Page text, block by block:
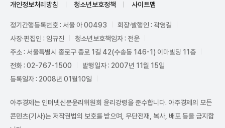
개인정보처리방침 청소년보호정책 사이트맵
정기간행등록번호 : 서울 아 00493
회장·발행인 : 곽영길
사장·편집인 : 임규진
청소년보호책임자 : 전운
주소 : 서울특별시 종로구 종로 1길 42(수송동 146-1) 이마빌딩 11층
전화 : 02-767-1500
발행일자 : 2007년 11월 15일
등록일자 : 2008년 01월10일
아주경제는 인터넷신문윤리위원회 윤리강령을 준수합니다. 아주경제의 모든
콘텐츠(기사)는 저작권법의 보호를 받으며, 무단전재, 복사, 배포 등을 금지합